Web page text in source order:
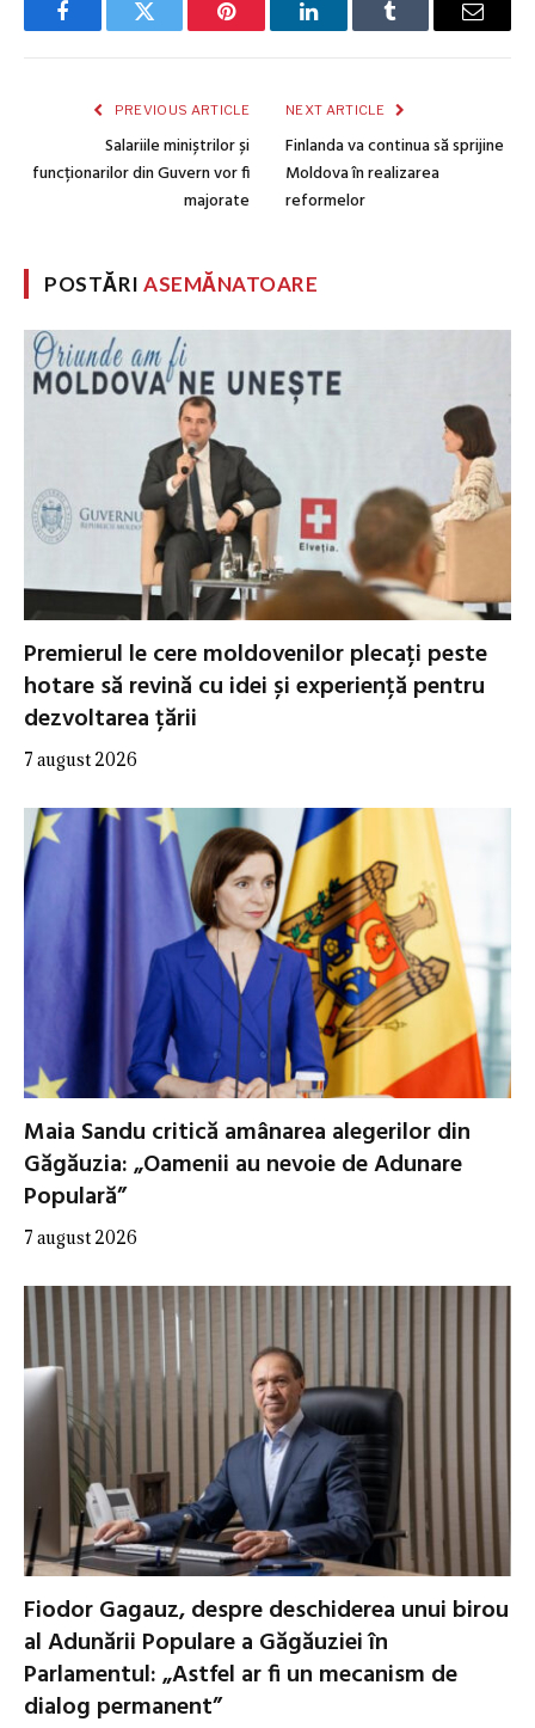
FacebookTwitter Pinterest LinkedInTumblr Email
PREVIOUS ARTICLE
Salariile miniștrilor și
funcționarilor din Guvern vor fi
majorate
NEXT ARTICLE
Finlanda va continua să sprijine
Moldova în realizarea
reformelor
POSTĂRIASEMĂNATOARE
Premierul le cere moldovenilor plecați peste
hotare să revină cu idei și experiență pentru
dezvoltarea țării
7 august 2026
Maia Sandu critică amânarea alegerilor din
Găgăuzia: „Oamenii au nevoie de Adunare
Populară”
7 august 2026
Fiodor Gagauz, despre deschiderea unui birou
al Adunării Populare a Găgăuziei în
Parlamentul: „Astfel ar fi un mecanism de
dialog permanent”